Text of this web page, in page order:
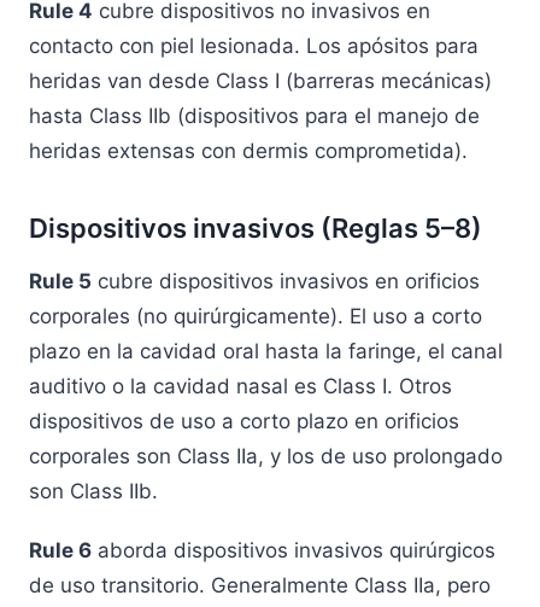
Rule 4 cubre dispositivos no invasivos en
contacto con piel lesionada. Los apósitos para
heridas van desde Class I (barreras mecánicas)
hasta Class IIb (dispositivos para el manejo de
heridas extensas con dermis comprometida).
Dispositivos invasivos (Reglas 5–8)
Rule 5 cubre dispositivos invasivos en orificios
corporales (no quirúrgicamente). El uso a corto
plazo en la cavidad oral hasta la faringe, el canal
auditivo o la cavidad nasal es Class I. Otros
dispositivos de uso a corto plazo en orificios
corporales son Class IIa, y los de uso prolongado
son Class IIb.
Rule 6 aborda dispositivos invasivos quirúrgicos
de uso transitorio. Generalmente Class IIa, pero